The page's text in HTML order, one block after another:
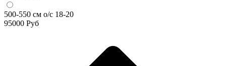
500-550 см о/с 18-20
95000 Руб